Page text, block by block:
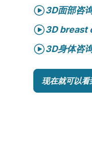
3D面部咨
3D breast
3D身体咨
现在就可以